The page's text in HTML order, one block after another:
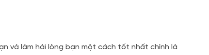
và làm hài lòng bạn một cách tốt nhất chính là